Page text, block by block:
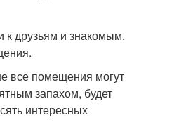
к друзьям и знакомым.
все помещения могут
запахом, будет
интересных